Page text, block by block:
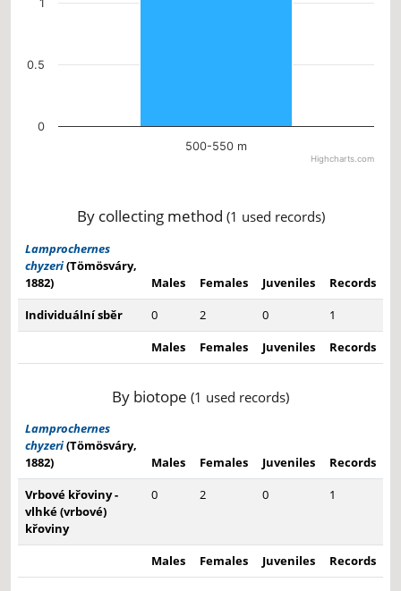
500-550 m
0
0.5
1
Highcharts.com
By collecting method (1 used records)
Lamprochernes
chyzeri(Tömösváry,
1882)
Males Females Juveniles
Records
Individuální sběr
0 2 0
1
Males
Females Juveniles Records
By biotope (1 used records)
Lamprochernes
chyzeri(Tömösváry,
1882)
Males Females Juveniles
Records
Vrbové křoviny -
vlhké (vrbové)
křoviny
0 2 0 1
Males Females Juveniles Records